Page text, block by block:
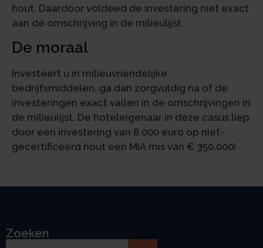
hout. Daardoor voldeed de investering niet exact
aan de omschrijving in de milieulijst.
De moraal
Investeert u in milieuvriendelijke
bedrijfsmiddelen, ga dan zorgvuldig na of de
investeringen exact vallen in de omschrijvingen in
de milieulijst. De hoteleigenaar in deze casus liep
door een investering van 8.000 euro op niet-
gecertificeerd hout een MIA mis van € 350.000!
Zoeken